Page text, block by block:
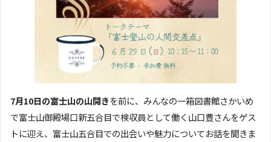
7月10日の富士山の山開きを前に、みんなの一箱図書館さかいめ
で富士山御殿場口新五合目で検収員として働く山口豊さんをゲス
トに迎え、富士山五合目での出会いや魅力についてお話を聞きま